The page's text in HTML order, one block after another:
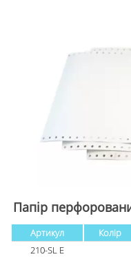
Папір
Артикул Колір
210-SL E